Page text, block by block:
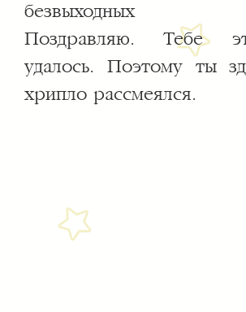
безвыходных
Поздравляю. Тебе
удалось. Поэтому ты
хрипло рассмеялся.